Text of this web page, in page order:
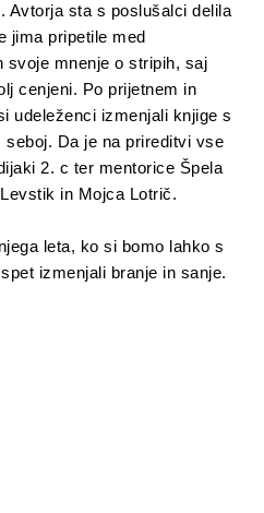
Avtorja sta s poslušalci delila
jima pripetile med
svoje mnenje o stripih, saj
cenjeni. Po prijetnem in
udeleženci izmenjali knjige s
Da je na prireditvi vse
2. c ter mentorice Špela
in Mojca Lotrič.
leta, ko si bomo lahko s
izmenjali branje in sanje.